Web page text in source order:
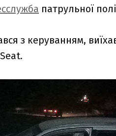
патрульної
з керуванням,